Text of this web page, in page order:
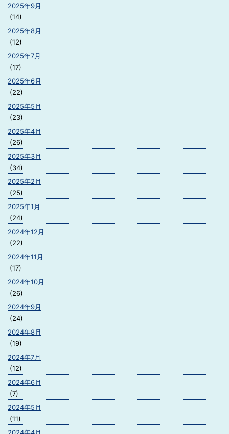
2025年9月
(14)
2025年8月
(12)
2025年7月
(17)
2025年6月
(22)
2025年5月
(23)
2025年4月
(26)
2025年3月
(34)
2025年2月
(25)
2025年1月
(24)
2024年12月
(22)
2024年11月
(17)
2024年10月
(26)
2024年9月
(24)
2024年8月
(19)
2024年7月
(12)
2024年6月
(7)
2024年5月
(11)